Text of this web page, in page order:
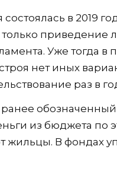
состоялась в 2019
приведение
Уже тогда
нет иных
раз в
из бюджета по
жильцы. В фондах